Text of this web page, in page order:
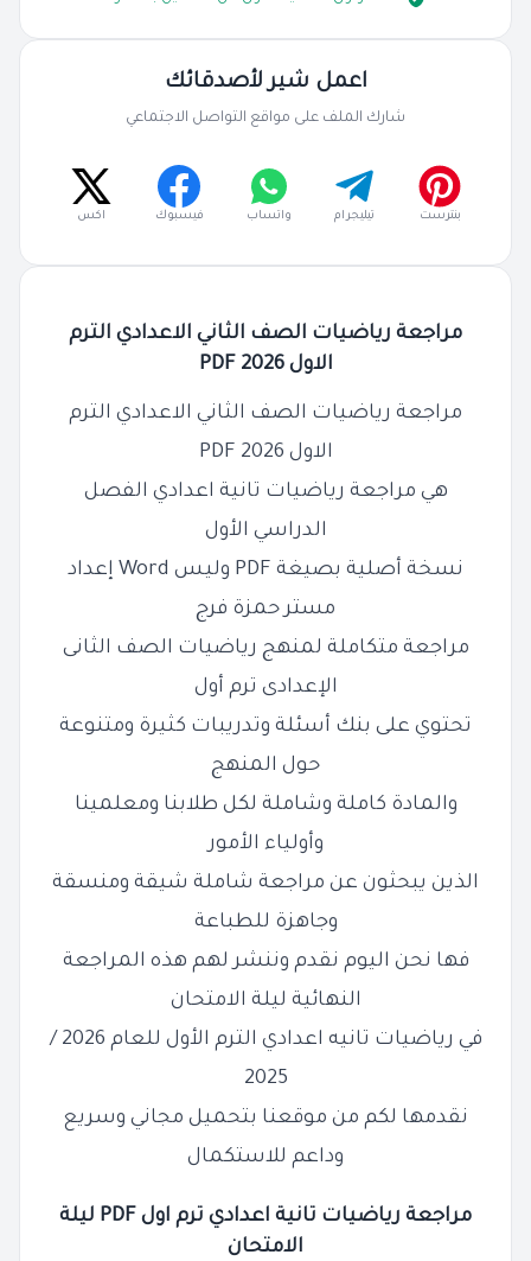
مراجعة رياضيات الصف الثاني الاعدادي الترم
الاول 2026 PDF
مراجعة رياضيات الصف الثاني الاعدادي الترم
الاول 2026 PDF
هي مراجعة رياضيات تانية اعدادي الفصل
الدراسي الأول
نسخة أصلية بصيغة PDF وليس Word إعداد
مستر حمزة فرج
مراجعة متكاملة لمنهج رياضيات الصف الثانى
الإعدادى ترم أول
تحتوي على بنك أسئلة وتدريبات كثيرة ومتنوعة
حول المنهج
والمادة كاملة وشاملة لكل طلابنا ومعلمينا
وأولياء الأمور
الذين يبحثون عن مراجعة شاملة شيقة ومنسقة
وجاهزة للطباعة
فها نحن اليوم نقدم وننشر لهم هذه المراجعة
النهائية ليلة الامتحان
في
رياضيات تانيه اعدادي الترم الأول للعام 2026 /
2025
نقدمها لكم من موقعنا بتحميل مجاني وسريع
وداعم للاستكمال
مراجعة رياضيات تانية اعدادي ترم اول PDF ليلة
الامتحان
اعمل شير لأصدقائك
شارك الملف على مواقع التواصل الاجتماعي
بنترست تيليجرام واتساب فيسبوك اكس